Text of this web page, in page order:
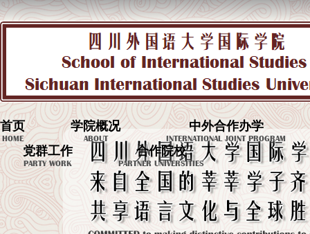
首页
HOME
学院概况
ABOUT
中外合作办学
INTERNATIONAL JOINT PROGRAM
党群工作
PARTY WORK
合作院校
PARTNER UNIVERSITIES